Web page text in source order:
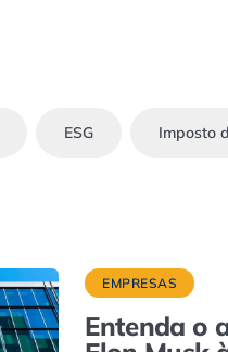
ESG Imposto
EMPRESAS
Entenda o